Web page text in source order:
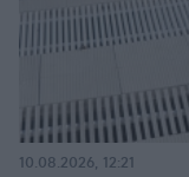
10.08.2026, 12:21